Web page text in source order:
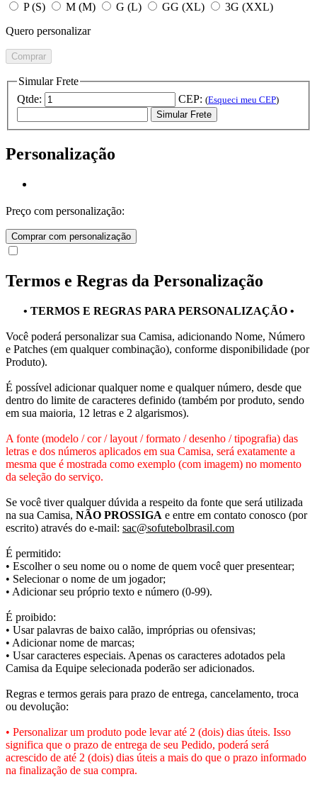
P (S)
M (M) G (L) GG (XL)
3G (XXL)
Quero personalizar
Comprar
Simular Frete
Qtde:
CEP: (Esqueci meu CEP)
Simular Frete
Personalização
Preço com personalização:
Comprar com personalização
Termos e Regras da Personalização
• TERMOS E REGRAS PARA PERSONALIZAÇÃO •
Você poderá personalizar sua Camisa, adicionando Nome, Número
e Patches (em qualquer combinação), conforme disponibilidade (por
Produto).
É possível adicionar qualquer nome e qualquer número, desde que
dentro do limite de caracteres definido (também por produto, sendo
em sua maioria, 12 letras e 2 algarismos).
A fonte (modelo / cor / layout / formato / desenho / tipografia) das
letras e dos números aplicados em sua Camisa, será exatamente a
mesma que é mostrada como exemplo (com imagem) no momento
da seleção do serviço.
Se você tiver qualquer dúvida a respeito da fonte que será utilizada
na sua Camisa, NÃO PROSSIGA e entre em contato conosco (por
escrito) através do e-mail: sac@sofutebolbrasil.com
É permitido:
• Escolher o seu nome ou o nome de quem você quer presentear;
• Selecionar o nome de um jogador;
• Adicionar seu próprio texto e número (0-99).
É proibido:
• Usar palavras de baixo calão, impróprias ou ofensivas;
• Adicionar nome de marcas;
• Usar caracteres especiais. Apenas os caracteres adotados pela
Camisa da Equipe selecionada poderão ser adicionados.
Regras e termos gerais para prazo de entrega, cancelamento, troca
ou devolução:
• Personalizar um produto pode levar até 2 (dois) dias úteis. Isso
significa que o prazo de entrega de seu Pedido, poderá será
acrescido de até 2 (dois) dias úteis a mais do que o prazo informado
na finalização de sua compra.